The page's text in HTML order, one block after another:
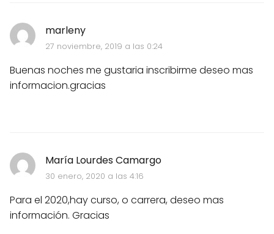
marleny
27 noviembre, 2019 a las 0:24
Buenas noches me gustaria inscribirme deseo mas
informacion.gracias
María Lourdes Camargo
30 enero, 2020 a las 4:16
Para el 2020,hay curso, o carrera, deseo mas
información. Gracias